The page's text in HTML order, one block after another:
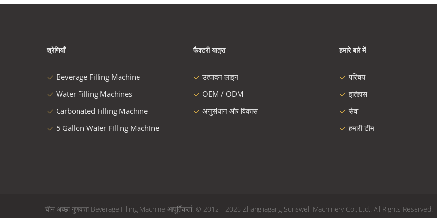
श्रेणियाँ
Beverage Filling Machine
Water Filling Machines
Carbonated Filling Machine
5 Gallon Water Filling Machine
फैक्टरी यात्रा
उत्पादन लाइन
OEM / ODM
अनुसंधान और विकास
हमारे बारे में
परिचय
इतिहास
सेवा
हमारी टीम
चीन अच्छा गुणवत्ता Beverage Filling Machine आपूर्तिकर्ता. © 2012 - 2026 Zhangjiagang Sunswell Machinery Co., Ltd.. All Rights Reserved.